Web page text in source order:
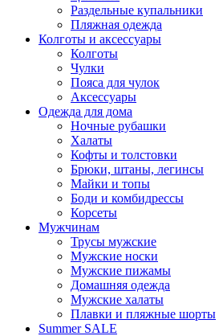
Раздельные купальники
Пляжная одежда
Колготы и аксессуары
Колготы
Чулки
Пояса для чулок
Аксессуары
Одежда для дома
Ночные рубашки
Халаты
Кофты и толстовки
Брюки, штаны, легинсы
Майки и топы
Боди и комбидрессы
Корсеты
Мужчинам
Трусы мужские
Мужские носки
Мужские пижамы
Домашняя одежда
Мужские халаты
Плавки и пляжные шорты
Summer SALE